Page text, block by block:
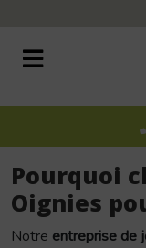
Pourquoi
Oignies
Notre entreprise de
Panneau de gestion